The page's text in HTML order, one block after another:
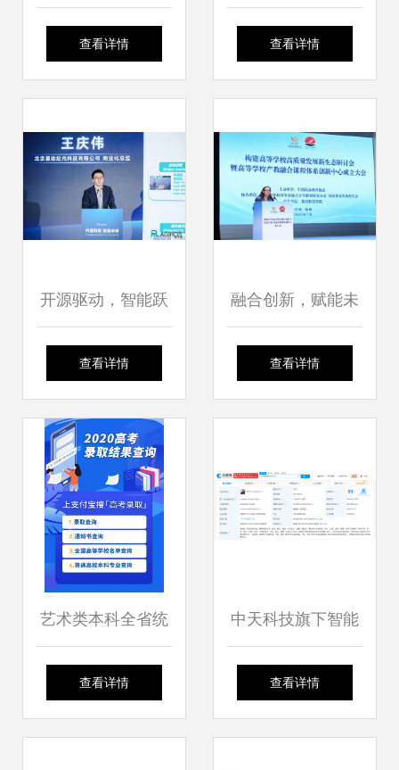
态 开源鸿蒙主题演
引领信息技术服务
新浪潮
查看详情
InfoComm China
语音技术引领视听
与信息技术融合新
查看详情
开源驱动，智能跃
迁——2025 Agiros
在京成功举行
查看详情
融合创新，赋能未
来——高等学校高
程体系创新中心成
学院成功举办
查看详情
艺术类本科全省统
考专业课省控线划
查看详情
中天科技旗下智能
装备公司增资至1.5
查看详情